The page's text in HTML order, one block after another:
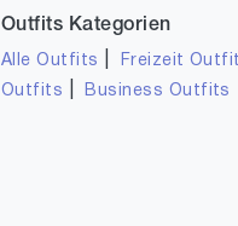
Outfits Kategorien
Alle Outfits Freizeit
Outfits
Business Outfits